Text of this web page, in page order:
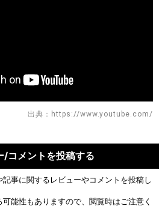
出典：https://www.youtube.com/
/コメントを投稿する
事に関するレビューやコメントを投稿し
能性もありますので、閲覧時はご注意く